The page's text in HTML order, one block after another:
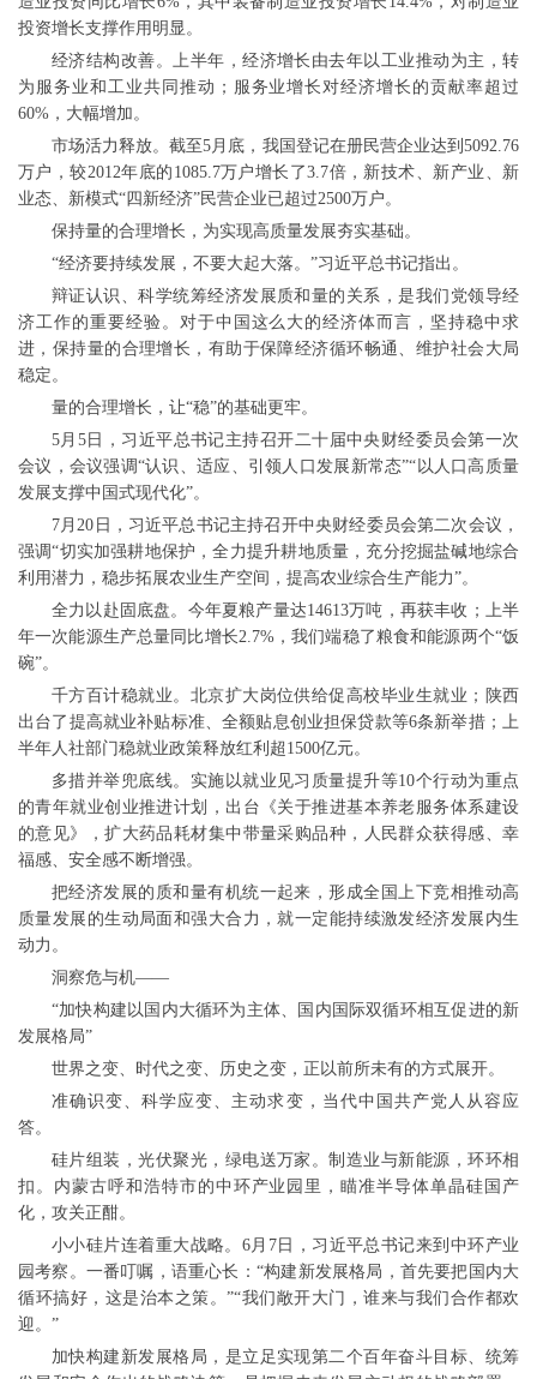
投资增长支撑作用明显。
经济结构改善。上半年，经济增长由去年以工业推动为主，转
为服务业和工业共同推动；服务业增长对经济增长的贡献率超过
60%，大幅增加。
市场活力释放。截至5月底，我国登记在册民营企业达到5092.76
万户，较2012年底的1085.7万户增长了3.7倍，新技术、新产业、新
业态、新模式“四新经济”民营企业已超过2500万户。
保持量的合理增长，为实现高质量发展夯实基础。
“经济要持续发展，不要大起大落。”习近平总书记指出。
辩证认识、科学统筹经济发展质和量的关系，是我们党领导经
济工作的重要经验。对于中国这么大的经济体而言，坚持稳中求
进，保持量的合理增长，有助于保障经济循环畅通、维护社会大局
稳定。
量的合理增长，让“稳”的基础更牢。
5月5日，习近平总书记主持召开二十届中央财经委员会第一次
会议，会议强调“认识、适应、引领人口发展新常态”“以人口高质量
发展支撑中国式现代化”。
7月20日，习近平总书记主持召开中央财经委员会第二次会议，
强调“切实加强耕地保护，全力提升耕地质量，充分挖掘盐碱地综合
利用潜力，稳步拓展农业生产空间，提高农业综合生产能力”。
全力以赴固底盘。今年夏粮产量达14613万吨，再获丰收；上半
年一次能源生产总量同比增长2.7%，我们端稳了粮食和能源两个“饭
碗”。
千方百计稳就业。北京扩大岗位供给促高校毕业生就业；陕西
出台了提高就业补贴标准、全额贴息创业担保贷款等6条新举措；上
半年人社部门稳就业政策释放红利超1500亿元。
多措并举兜底线。实施以就业见习质量提升等10个行动为重点
的青年就业创业推进计划，出台《关于推进基本养老服务体系建设
的意见》，扩大药品耗材集中带量采购品种，人民群众获得感、幸
福感、安全感不断增强。
把经济发展的质和量有机统一起来，形成全国上下竞相推动高
质量发展的生动局面和强大合力，就一定能持续激发经济发展内生
动力。
洞察危与机——
“加快构建以国内大循环为主体、国内国际双循环相互促进的新
发展格局”
世界之变、时代之变、历史之变，正以前所未有的方式展开。
准确识变、科学应变、主动求变，当代中国共产党人从容应
答。
硅片组装，光伏聚光，绿电送万家。制造业与新能源，环环相
扣。内蒙古呼和浩特市的中环产业园里，瞄准半导体单晶硅国产
化，攻关正酣。
小小硅片连着重大战略。6月7日，习近平总书记来到中环产业
园考察。一番叮嘱，语重心长：“构建新发展格局，首先要把国内大
循环搞好，这是治本之策。”“我们敞开大门，谁来与我们合作都欢
迎。”
加快构建新发展格局，是立足实现第二个百年奋斗目标、统筹